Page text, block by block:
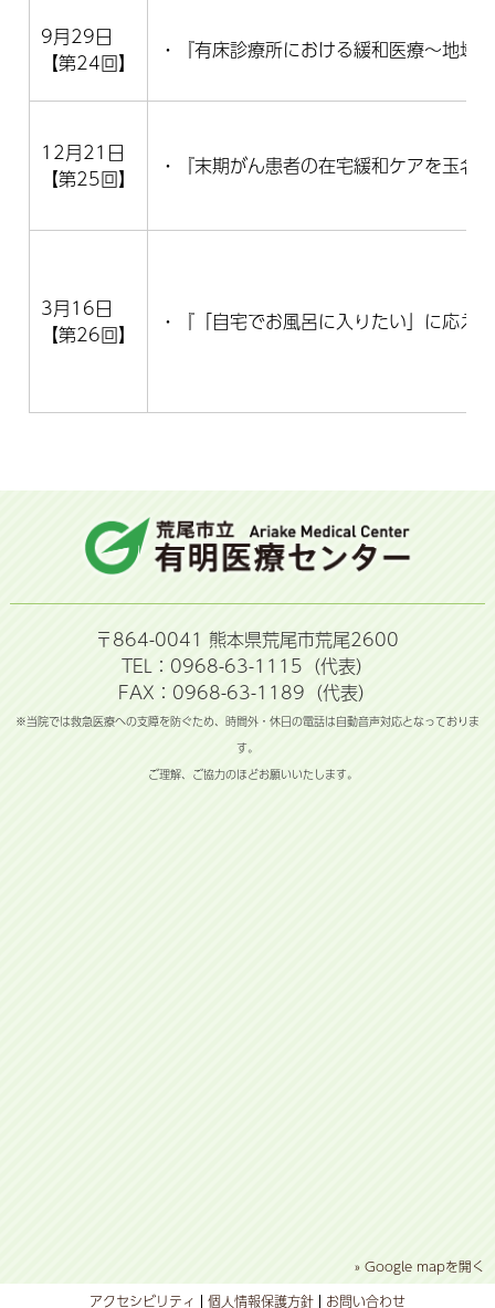
9月29日
【第24回】
・『有床診療所における緩和医療～地域
12月21日
【第25回】
・『末期がん患者の在宅緩和ケアを玉名
3月16日
【第26回】
・『「自宅でお風呂に入りたい」に応え
〒864-0041 熊本県荒尾市荒尾2600
TEL：0968-63-1115（代表）
FAX：0968-63-1189（代表）
※当院では救急医療への支障を防ぐため、時間外・休日の電話は自動音声対応となっておりま
す。
ご理解、ご協力のほどお願いいたします。
» Google mapを開く
アクセシビリティ
個人情報保護方針 お問い合わせ